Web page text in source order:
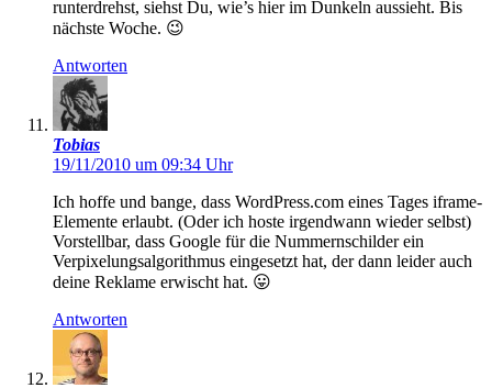
runterdrehst, siehst Du, wie’s hier im Dunkeln aussieht. Bis
nächste Woche. 😉
Antworten
Tobias
19/11/2010 um 09:34 Uhr
Ich hoffe und bange, dass WordPress.com eines Tages iframe-
Elemente erlaubt. (Oder ich hoste irgendwann wieder selbst)
Vorstellbar, dass Google für die Nummernschilder ein
Verpixelungsalgorithmus eingesetzt hat, der dann leider auch
deine Reklame erwischt hat. 😛
Antworten